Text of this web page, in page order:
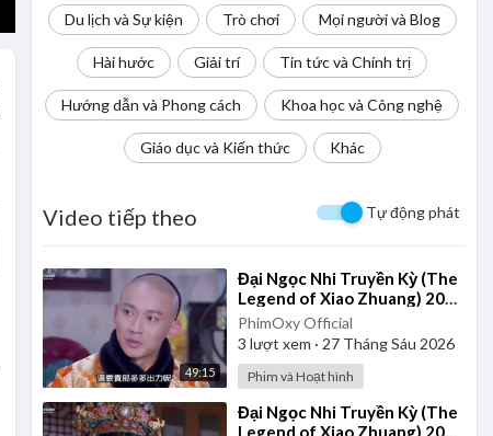
Du lịch và Sự kiện Trò chơi Mọi người và Blog
Hài hước Giải trí Tin tức và Chính trị
Hướng dẫn và Phong cách Khoa học và Công nghệ
Giáo dục và Kiến thức Khác
Video tiếp theo Tự động phát
49:15
⁣Đại Ngọc Nhi Truyền Kỳ (The
Legend of Xiao Zhuang) 2015
- Tập 39 | Lồng Tiếng
PhimOxy Official
3 lượt xem · 27 Tháng Sáu 2026
Phim và Hoạt hình
⁣Đại Ngọc Nhi Truyền Kỳ (The
Legend of Xiao Zhuang) 2015